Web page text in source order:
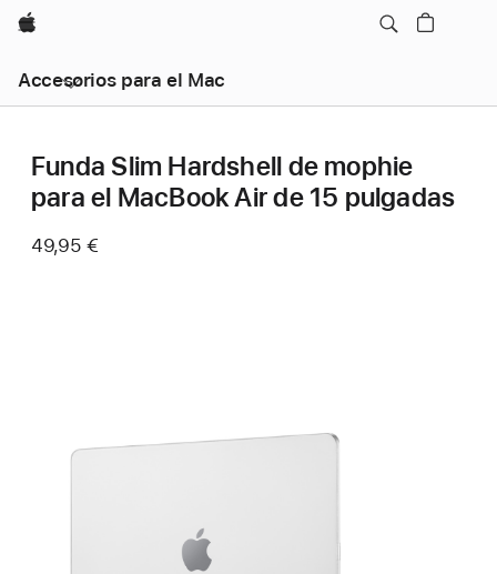
Apple
Accesorios para el Mac
Funda Slim Hardshell de mophie
para el MacBook Air de 15 pulgadas
49,95 €